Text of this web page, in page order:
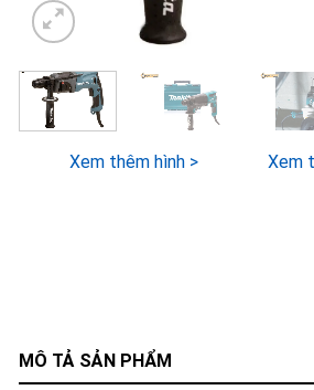
Xem thêm hình > Xem
MÔ TẢ SẢN PHẨM